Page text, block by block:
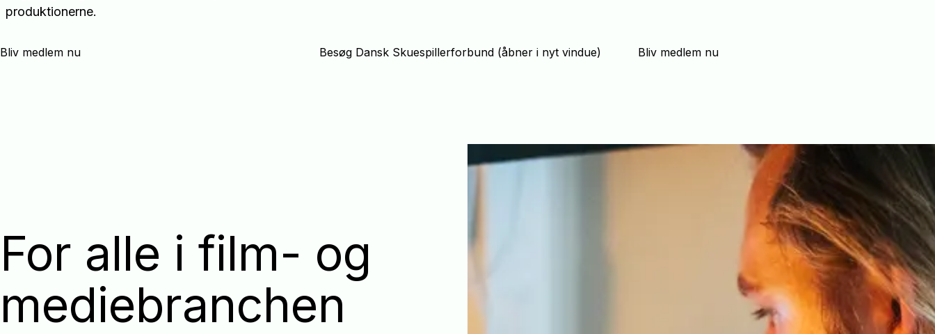
produktionerne.
Bliv medlem nu Besøg Dansk Skuespillerforbund (åbner i nyt vindue) Bliv medlem nu
For alle i film- og
mediebranchen